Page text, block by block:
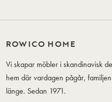
ROWICO HOME
Vi skapar möbler i skandinavisk
hem där vardagen pågår,
länge. Sedan 1971.